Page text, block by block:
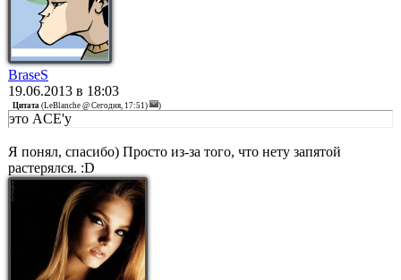
BraseS
19.06.2013 в 18:03
Цитата (LeBlanche @ Сегодня, 17:51) )
это ACE'y
Я понял, спасибо) Просто из-за того, что нету запятой
растерялся. :D